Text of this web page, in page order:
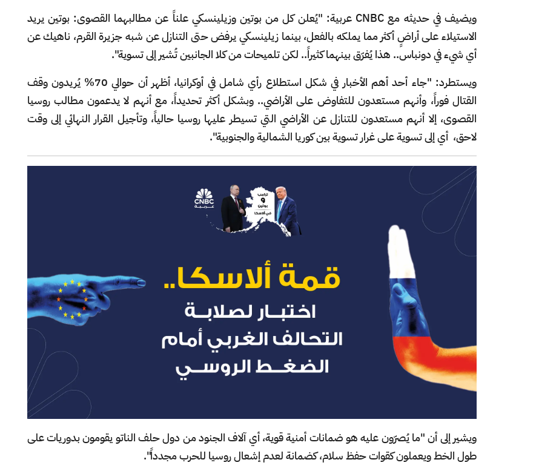
ويضيف في حديثه مع CNBC عربية: "يُعلن كل من بوتين وزيلينسكي علناً عن مطالبهما القصوى: بوتين يريد
الاستيلاء على أراضٍ أكثر مما يملكه بالفعل، بينما زيلينسكي يرفض حتى التنازل عن شبه جزيرة القرم، ناهيك عن
أي شيء في دونباس.. هذا يُفرّق بينهما كثيراً.. لكن تلميحات من كلا الجانبين تُشير إلى تسوية".
ويستطرد: "جاء أحد أهم الأخبار في شكل استطلاع رأي شامل في أوكرانيا، أظهر أن حوالي 70% يُريدون وقف
القتال فوراً، وأنهم مستعدون للتفاوض على الأراضي.. وبشكل أكثر تحديداً، مع أنهم لا يدعمون مطالب روسيا
القصوى، إلا أنهم مستعدون للتنازل عن الأراضي التي تسيطر عليها روسيا حالياً، وتأجيل القرار النهائي إلى وقت
لاحق، أي إلى تسوية على غرار تسوية بين كوريا الشمالية والجنوبية".
ويشير إلى أن "ما يُصرّون عليه هو ضمانات أمنية قوية، أي آلاف الجنود من دول حلف الناتو يقومون بدوريات على
طول الخط ويعملون كقوات حفظ سلام، كضمانة لعدم إشعال روسيا للحرب مجدداً".